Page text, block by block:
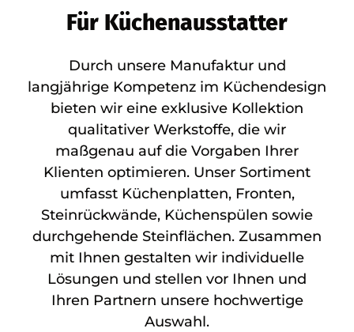
Für Küchenausstatter
Durch unsere Manufaktur und
langjährige Kompetenz im Küchendesign
bieten wir eine exklusive Kollektion
qualitativer Werkstoffe, die wir
maßgenau auf die Vorgaben Ihrer
Klienten optimieren. Unser Sortiment
umfasst Küchenplatten, Fronten,
Steinrückwände, Küchenspülen sowie
durchgehende Steinflächen. Zusammen
mit Ihnen gestalten wir individuelle
Lösungen und stellen vor Ihnen und
Ihren Partnern unsere hochwertige
Auswahl.